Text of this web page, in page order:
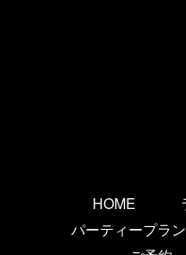
HOME
パーティープラン